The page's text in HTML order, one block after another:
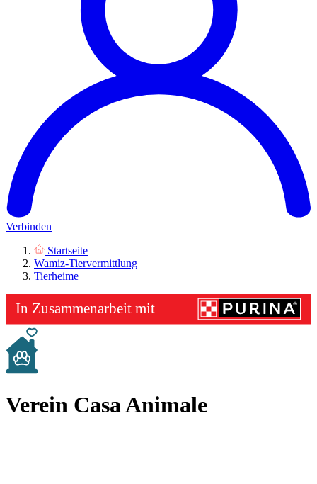
Verbinden
Startseite
Wamiz-Tiervermittlung
Tierheime
Verein Casa Animale